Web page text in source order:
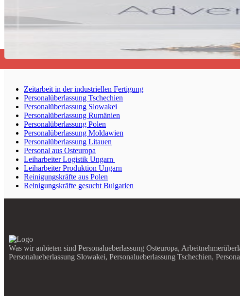
Zeitarbeit in der industriellen Fertigung
Personalüberlassung Tschechien
Personalüberlassung Slowakei
Personalüberlassung Rumänien
Personalüberlassung Polen
Personalüberlassung Moldawien
Personalüberlassung Litauen
Personal aus Osteuropa
Leiharbeiter Logistik Ungarn
Leiharbeiter Produktion Ungarn
Reinigungskräfte aus Polen
Reinigungskräfte gesucht Bulgarien
Was wir anbieten sind Personalueberlassung Osteuropa,
Personalueberlassung Slowakei, Personalueberlassung Tschechien,